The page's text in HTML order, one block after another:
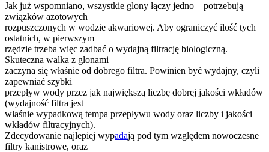
Jak już wspomniano, wszystkie glony łączy jedno – potrzebują
związków azotowych
rozpuszczonych w wodzie akwariowej. Aby ograniczyć ilość tych
ostatnich, w pierwszym
rzędzie trzeba więc zadbać o wydajną filtrację biologiczną.
Skuteczna walka z glonami
zaczyna się właśnie od dobrego filtra. Powinien być wydajny, czyli
zapewniać szybki
przepływ wody przez jak największą liczbę dobrej jakości wkładów
(wydajność filtra jest
właśnie wypadkową tempa przepływu wody oraz liczby i jakości
wkładów filtracyjnych).
Zdecydowanie najlepiej wypadają pod tym względem nowoczesne
filtry kanistrowe, oraz